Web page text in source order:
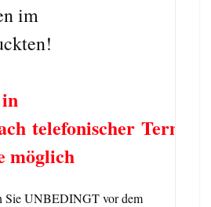
im
telefonischer Termin
möglich
Sie UNBEDINGT vor dem